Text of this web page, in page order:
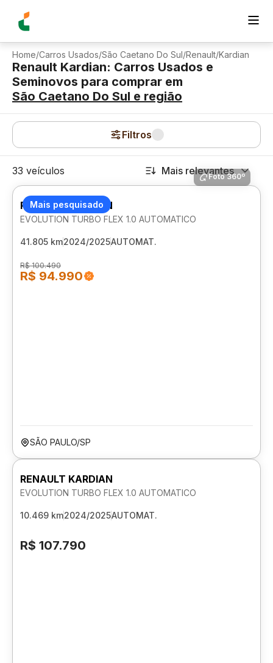
Home/Carros Usados/São Caetano Do Sul/Renault/Kardian
Renault Kardian: Carros Usados e
Seminovos para comprar em
São Caetano Do Sul e região
Filtros
33 veículos Mais relevantes
Mais pesquisado
Foto 360º
RENAULT KARDIAN
EVOLUTION TURBO FLEX 1.0 AUTOMATICO
41.805 km2024/2025AUTOMAT.
R$ 100.490
R$ 94.990
SÃO PAULO/SP
RENAULT KARDIAN
EVOLUTION TURBO FLEX 1.0 AUTOMATICO
10.469 km2024/2025AUTOMAT.
R$ 107.790